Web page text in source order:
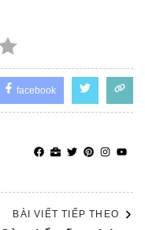
facebook
BÀI VIẾT TIẾP THEO